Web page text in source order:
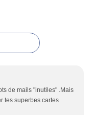
de mails "inutiles" .Mais
tes superbes cartes